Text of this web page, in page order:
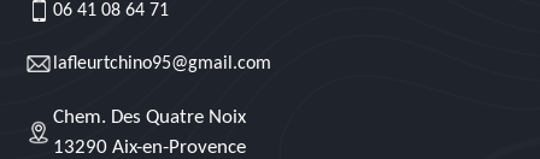
06 41 08 64 71
lafleurtchino95@gmail.com
Chem. Des Quatre Noix
13290 Aix-en-Provence